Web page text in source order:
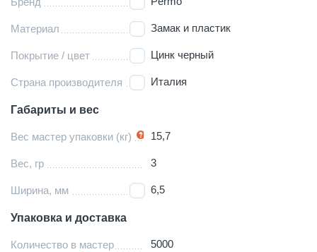
Материал Замак и пластик
Покрытие / цвет Цинк черный
Страна производителя Италия
Габариты и вес
Вес мастер упаковки (кг) 15,7
Вес, гр 3
Ширина, мм 6,5
Упаковка и доставка
Количество в мастер
5000